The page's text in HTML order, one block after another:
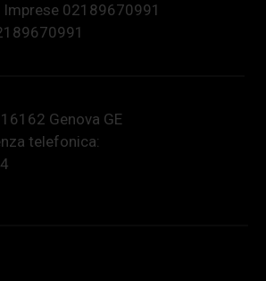
Imprese 02189670991
Genova GE
telefonica: